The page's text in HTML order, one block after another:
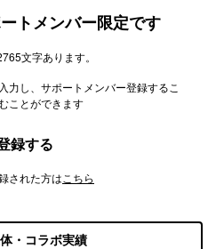
トメンバー限定です
文字あります。
力し、サポートメンバー登録するこ
ことができます
録する
された方は こちら
・コラボ実績